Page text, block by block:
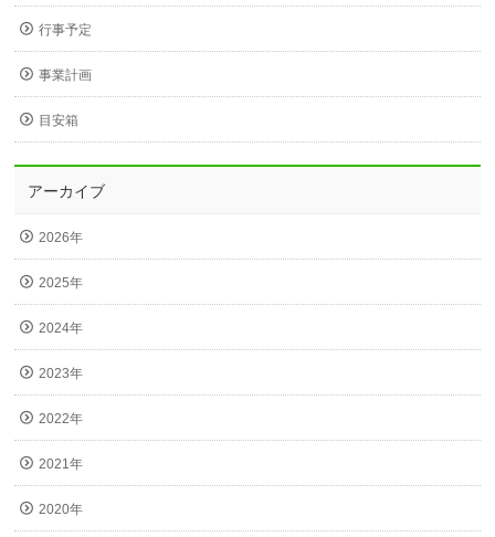
行事予定
事業計画
目安箱
アーカイブ
2026年
2025年
2024年
2023年
2022年
2021年
2020年